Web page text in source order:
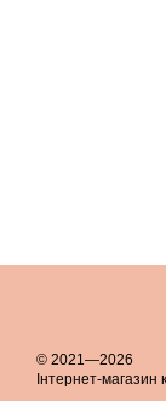
© 2021—2026
Інтернет-магазин